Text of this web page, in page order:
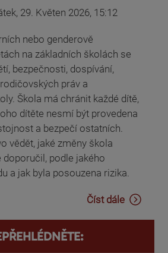
29. Květen 2026, 15:12
nebo genderově
na základních školách se
bezpečnosti, dospívání,
práv a
Škola má chránit každé dítě,
dítěte nesmí být provedena
a bezpečí ostatních.
vědět, jaké změny škola
doporučil, podle jakého
a jak byla posouzena rizika.
Číst dále